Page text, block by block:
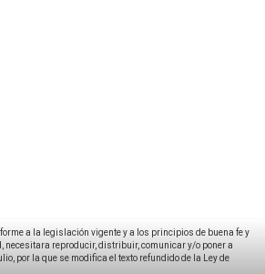
a la legislación vigente y a los principios de buena fe y
necesitara reproducir, distribuir, comunicar y/o poner a
por la que se modifica el texto refundido de la Ley de